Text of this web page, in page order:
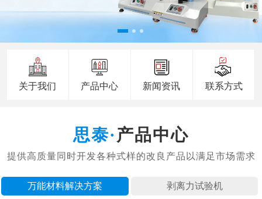
关于我们 产品中心 新闻资讯 联系方式
产品中心
万能材料 剥离力试